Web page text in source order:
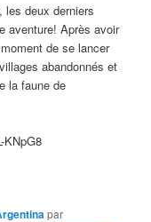
les deux derniers
aventure! Après avoir
de se lancer
abandonnés et
la faune de
KNpG8
par